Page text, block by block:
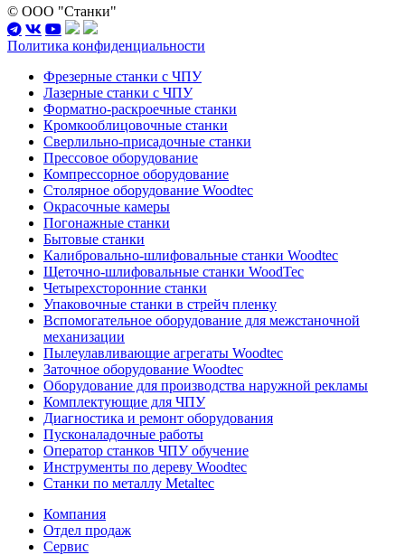
© ООО "Станки"
Политика конфиденциальности
Фрезерные станки с ЧПУ
Лазерные станки с ЧПУ
Форматно-раскроечные станки
Кромкооблицовочные станки
Сверлильно-присадочные станки
Прессовое оборудование
Компрессорное оборудование
Столярное оборудование Woodtec
Окрасочные камеры
Погонажные станки
Бытовые станки
Калибровально-шлифовальные станки Woodtec
Щеточно-шлифовальные станки WoodTec
Четырехсторонние станки
Упаковочные станки в стрейч пленку
Вспомогательное оборудование для межстаночной
механизации
Пылеулавливающие агрегаты Woodtec
Заточное оборудование Woodtec
Оборудование для производства наружной рекламы
Комплектующие для ЧПУ
Диагностика и ремонт оборудования
Пусконаладочные работы
Оператор станков ЧПУ обучение
Инструменты по дереву Woodtec
Станки по металлу Metaltec
Компания
Отдел продаж
Сервис